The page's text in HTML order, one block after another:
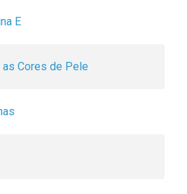
E
as Cores de Pele